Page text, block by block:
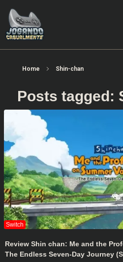
Home Shin-chan
Posts tagged:
Review Shin chan: Me and the
The Endless Seven-Day Journey